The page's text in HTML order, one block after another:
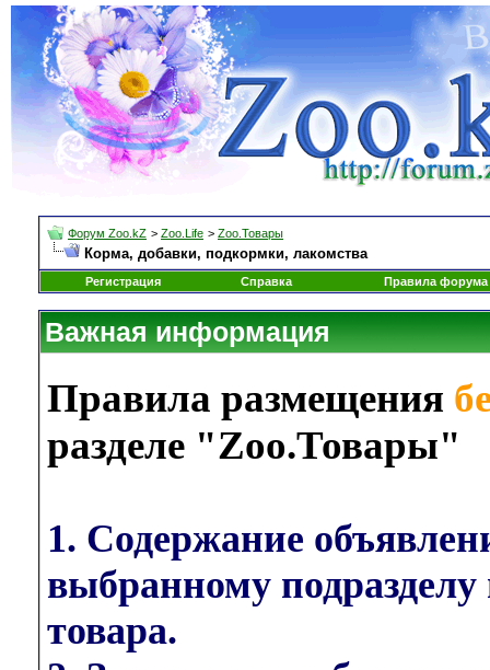
Форум Zoo.kZ > Zoo.Life > Zoo.Товары
Корма, добавки, подкормки, лакомства
Регистрация Справка Правила форума
Важная информация
Правила размещения
разделе "Zoo.Товары"
1. Содержание
выбранному
товара.